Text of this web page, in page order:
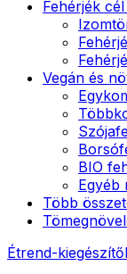
Fehérjék
Vegán és
BIO
Egyéb
Több
Étrend-